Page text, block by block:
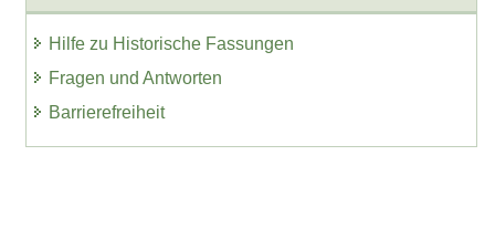
Hilfe zu Historische Fassungen
Fragen und Antworten
Barrierefreiheit